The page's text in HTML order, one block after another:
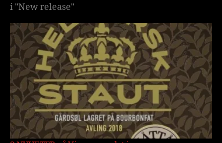
i "New release"